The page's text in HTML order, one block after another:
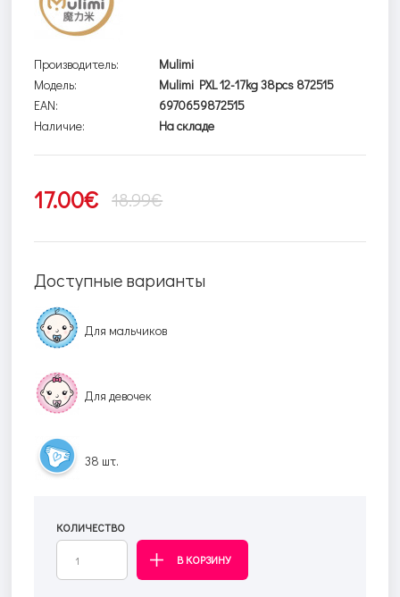
Производитель:
Mulimi
Модель:
Mulimi PXL 12-17kg 38pcs 872515
EAN:
6970659872515
Наличие:
На складе
17.00€ 18.99€
Доступные варианты
Для мальчиков
Для девочек
38 шт.
КОЛИЧЕСТВО